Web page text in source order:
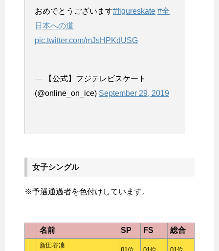
おめでとうございます#figureskate #全
日本への道
pic.twitter.com/mJsHPKdUSG
— 【公式】フジテレビスケート
(@online_on_ice) September 29, 2019
女子シングル
※予選通過者を色付けしています。
名前 SP FS 総合
新田谷凜